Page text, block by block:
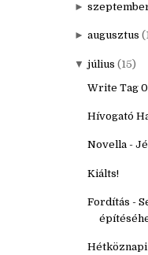
►
►augusztus
▼július (15)
Write Tag
Hívogató
Novella -
Kiálts!
Fordítás -